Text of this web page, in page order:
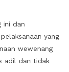
ini dan
yang
wewenang
adil dan tidak